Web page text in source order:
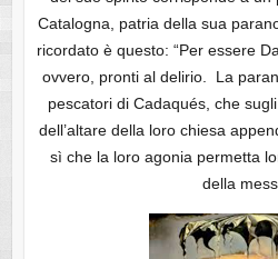
Catalogna, patria della sua
ricordato è questo: “Per essere
ovvero, pronti al delirio. La
pescatori di Cadaqués, che
dell’altare della loro chiesa
sì che la loro agonia permetta
della